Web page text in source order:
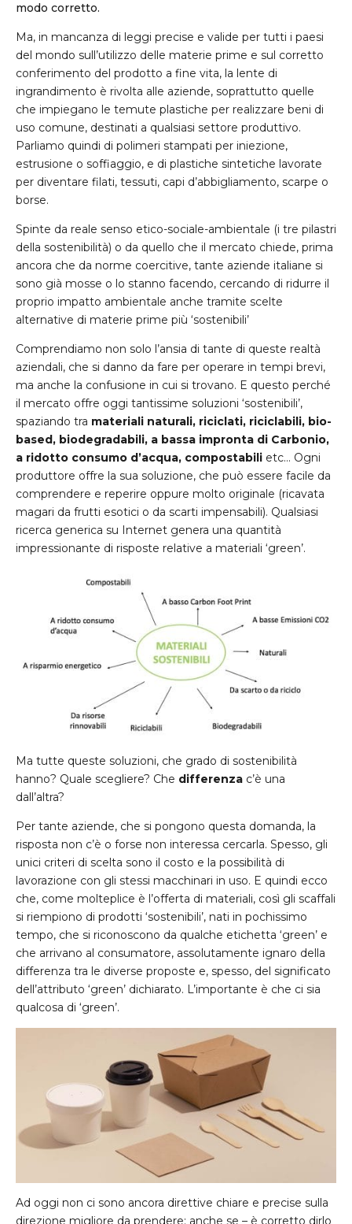
modo corretto.
Ma, in mancanza di leggi precise e valide per tutti i paesi
del mondo sull’utilizzo delle materie prime e sul corretto
conferimento del prodotto a fine vita, la lente di
ingrandimento è rivolta alle aziende, soprattutto quelle
che impiegano le temute plastiche per realizzare beni di
uso comune, destinati a qualsiasi settore produttivo.
Parliamo quindi di polimeri stampati per iniezione,
estrusione o soffiaggio, e di plastiche sintetiche lavorate
per diventare filati, tessuti, capi d’abbigliamento, scarpe o
borse.
Spinte da reale senso etico-sociale-ambientale (i tre pilastri
della sostenibilità) o da quello che il mercato chiede, prima
ancora che da norme coercitive, tante aziende italiane si
sono già mosse o lo stanno facendo, cercando di ridurre il
proprio impatto ambientale anche tramite scelte
alternative di materie prime più ‘sostenibili’
Comprendiamo non solo l’ansia di tante di queste realtà
aziendali, che si danno da fare per operare in tempi brevi,
ma anche la confusione in cui si trovano. E questo perché
il mercato offre oggi tantissime soluzioni ‘sostenibili’,
spaziando tra materiali naturali, riciclati, riciclabili, bio-
based, biodegradabili, a bassa impronta di Carbonio,
a ridotto consumo d’acqua, compostabili etc… Ogni
produttore offre la sua soluzione, che può essere facile da
comprendere e reperire oppure molto originale (ricavata
magari da frutti esotici o da scarti impensabili). Qualsiasi
ricerca generica su Internet genera una quantità
impressionante di risposte relative a materiali ‘green’.
Ma tutte queste soluzioni, che grado di sostenibilità
hanno? Quale scegliere? Che differenza c’è una
dall’altra?
Per tante aziende, che si pongono questa domanda, la
risposta non c’è o forse non interessa cercarla. Spesso, gli
unici criteri di scelta sono il costo e la possibilità di
lavorazione con gli stessi macchinari in uso. E quindi ecco
che, come molteplice è l’offerta di materiali, così gli scaffali
si riempiono di prodotti ‘sostenibili’, nati in pochissimo
tempo, che si riconoscono da qualche etichetta ‘green’ e
che arrivano al consumatore, assolutamente ignaro della
differenza tra le diverse proposte e, spesso, del significato
dell’attributo ‘green’ dichiarato. L’importante è che ci sia
qualcosa di ‘green’.
Ad oggi non ci sono ancora direttive chiare e precise sulla
direzione migliore da prendere; anche se – è corretto dirlo